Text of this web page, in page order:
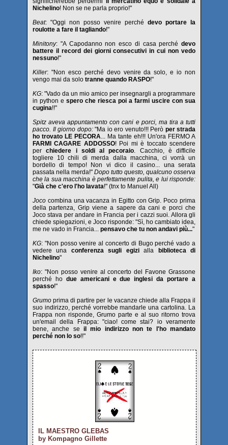
Nichelino! Non se ne parla proprio!"
Beat: "Oggi non posso venire perché devo portare la
roulotte a fare il tagliando!"
Minitony: "A Capodanno non esco di casa perché devo
battere il record dei giorni consecutivi in cui non vedo
nessuno!"
Killer: "Non esco perché devo venire da solo, e io non
vengo mai da solo tranne quando RASPO!"
KG: "Vado da un mio amico per insegnargli a programmare
in python e spero che riesca poi a farmi uscire con sua
cugina!!"
Spitz aveva appuntamento con cani e porci, ma tira a tutti
pacco. Il giorno dopo:"Ma io ero venuto!!! Però per strada
ho trovato LE PECORA... Ma tante eh!!! Un'ora FERMO A
FARMI CAGARE ADDOSSO! Poi mi è toccato scendere
perchiedere i soldi al pecoraio. Cacchio, è difficile
togliere 10 chili di merda dalla macchina, ci vorrà un
bordello di tempo! Non vi dico il casino... una serata
passata nella merda!" Dopo tutto questo, qualcuno osserva
che la sua macchina è perfettamente pulita, e lui risponde:
"Già che c'ero l'ho lavata!" (tnx to Manuel All)
Joco combina una vacanza in Egitto con Grip. Poco prima
della partenza, Grip viene a sapere da cani e porci che
Joco stava per andare in Francia per i cazzi suoi. Allora gli
chiede spiegazioni, e Joco risponde: "Sì, ho cambiato idea,
me ne vado in Francia... pensavo che tu non andavi più..."
KG: "Non posso venire al concerto di Bugo perché vado a
vedere una conferenza sugli egizialla
biblioteca di
Nichelino"
Iko: "Non posso venire al concerto del Favone Grassone
perché ho due americani e due inglesi da portare a
spasso!"
Grumo prima di partire per le vacanze chiede alla Frappa il
suo indirizzo, perché vorrebbe mandarle una cartolina. La
Frappa non risponde, Grumo parte e al suo ritorno trova
un'email della Frappa: "ciao! come stai? io veramente
bene, anche se il mio indirizzo non te l'ho mandato
perché non lo so!!"
IL MAESTRO GLEBAS
by Kompagno Gillette